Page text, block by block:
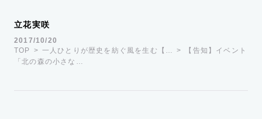
立花実咲
2017/10/20
TOP
一人ひとりが歴史を紡ぐ風を生む【…
【告知】イベント
「北の森の小さな…